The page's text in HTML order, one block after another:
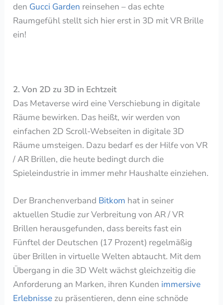
den Gucci Garden reinsehen – das echte
Raumgefühl stellt sich hier erst in 3D mit VR Brille
ein!
2. Von 2D zu 3D in Echtzeit
Das Metaverse wird eine Verschiebung in digitale
Räume bewirken. Das heißt, wir werden von
einfachen 2D Scroll-Webseiten in digitale 3D
Räume umsteigen. Dazu bedarf es der Hilfe von VR
/ AR Brillen, die heute bedingt durch die
Spieleindustrie in immer mehr Haushalte einziehen.
Der Branchenverband Bitkom hat in seiner
aktuellen Studie zur Verbreitung von AR / VR
Brillen herausgefunden, dass bereits fast ein
Fünftel der Deutschen (17 Prozent) regelmäßig
über Brillen in virtuelle Welten abtaucht. Mit dem
Übergang in die 3D Welt wächst gleichzeitig die
Anforderung an Marken, ihren Kunden immersive
Erlebnisse zu präsentieren, denn eine schnöde